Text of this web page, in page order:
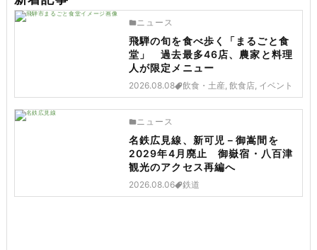
ニュース
飛騨の旬を食べ歩く「まるごと食
堂」 過去最多46店、農家と料理
人が限定メニュー
2026.08.08 飲食・土産, 飲食店, イベント
ニュース
名鉄広見線、新可児－御嵩間を
2029年4月廃止 御嶽宿・八百津
観光のアクセス再編へ
2026.08.06 鉄道